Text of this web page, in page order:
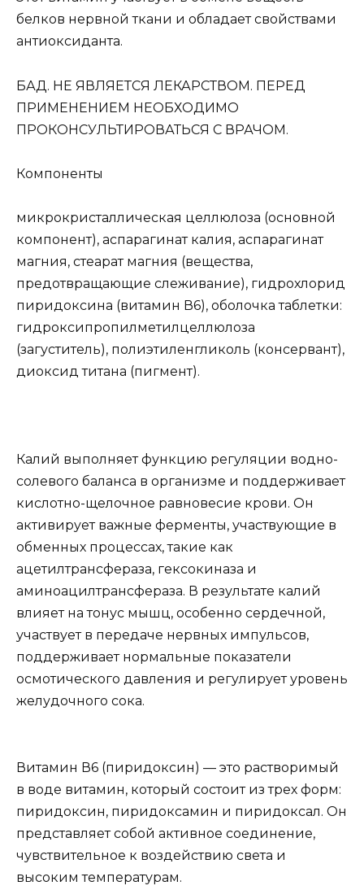
белков нервной ткани и обладает свойствами
антиоксиданта.
БАД. НЕ ЯВЛЯЕТСЯ ЛЕКАРСТВОМ. ПЕРЕД
ПРИМЕНЕНИЕМ НЕОБХОДИМО
ПРОКОНСУЛЬТИРОВАТЬСЯ С ВРАЧОМ.
Компоненты
микрокристаллическая целлюлоза (основной
компонент), аспарагинат калия, аспарагинат
магния, стеарат магния (вещества,
предотвращающие слеживание), гидрохлорид
пиридоксина (витамин В6), оболочка таблетки:
гидроксипропилметилцеллюлоза
(загуститель), полиэтиленгликоль (консервант),
диоксид титана (пигмент).
Калий выполняет функцию регуляции водно-
солевого баланса в организме и поддерживает
кислотно-щелочное равновесие крови. Он
активирует важные ферменты, участвующие в
обменных процессах, такие как
ацетилтрансфераза, гексокиназа и
аминоацилтрансфераза. В результате калий
влияет на тонус мышц, особенно сердечной,
участвует в передаче нервных импульсов,
поддерживает нормальные показатели
осмотического давления и регулирует уровень
желудочного сока.
Витамин В6 (пиридоксин) — это растворимый
в воде витамин, который состоит из трех форм:
пиридоксин, пиридоксамин и пиридоксал. Он
представляет собой активное соединение,
чувствительное к воздействию света и
высоким температурам.